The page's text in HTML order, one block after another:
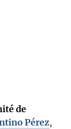
de
Pérez,